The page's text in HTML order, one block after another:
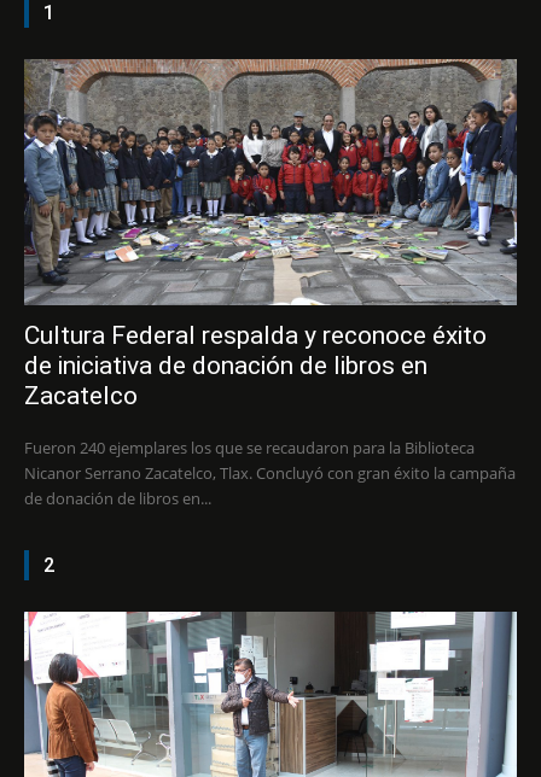
1
Cultura Federal respalda y reconoce éxito
de iniciativa de donación de libros en
Zacatelco
Fueron 240 ejemplares los que se recaudaron para la Biblioteca
Nicanor Serrano Zacatelco, Tlax. Concluyó con gran éxito la campaña
de donación de libros en...
2